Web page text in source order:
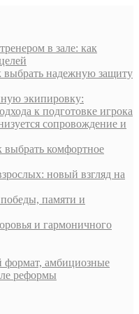
в зале: как
выбрать надежную защиту
экипировку:
к подготовке игрока
сопровождение и
комфортное
новый взгляд на
памяти и
и гармоничного
амбициозные
реформы